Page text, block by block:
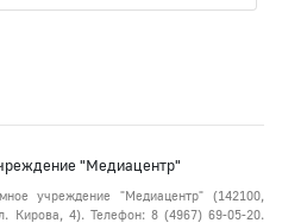
"Медиацентр"
учреждение "Медиацентр" (142100,
Кирова, 4). Телефон: 8 (4967) 69-05-20.